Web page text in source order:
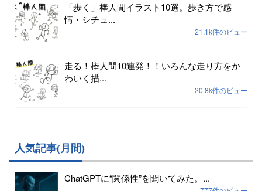
「歩く」棒人間イラスト10選。歩き方で感
情・シチュ...
21.1k件のビュー
走る！棒人間10連発！！いろんな走り方をか
わいく描...
20.8k件のビュー
人気記事(月間)
ChatGPTに“関係性”を聞いてみた。...